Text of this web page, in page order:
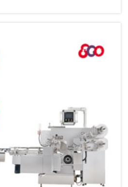
вид. Существует
производители используют